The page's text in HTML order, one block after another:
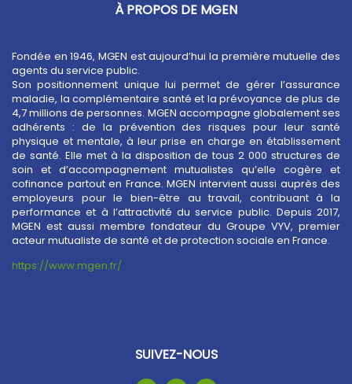
À PROPOS DE MGEN
Fondée en 1946, MGEN est aujourd’hui la première mutuelle des
agents du service public.
Son positionnement unique lui permet de gérer l’assurance
maladie, la complémentaire santé et la prévoyance de plus de
4,7 millions de personnes. MGEN accompagne globalement ses
adhérents : de la prévention des risques pour leur santé
physique et mentale, à leur prise en charge en établissement
de santé. Elle met à la disposition de tous 2 000 structures de
soin et d’accompagnement mutualistes qu’elle cogère et
cofinance partout en France. MGEN intervient aussi auprès des
employeurs pour le bien-être au travail, contribuant à la
performance et à l’attractivité du service public. Depuis 2017,
MGEN est aussi membre fondateur du Groupe VYV, premier
acteur mutualiste de santé et de protection sociale en France.
https://www.mgen.fr/
SUIVEZ-NOUS